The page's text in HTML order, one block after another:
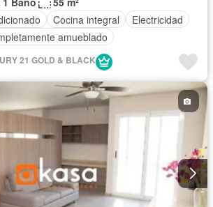
Cocina integral
Electricidad
amueblado
21 GOLD & BLACK